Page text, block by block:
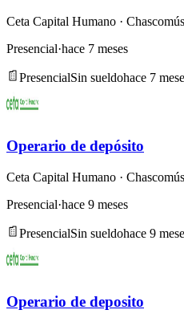
Ceta Capital Humano · Chascomús
Presencial·hace 7 meses
PresencialSin sueldohace 7
Operario de depósito
Ceta Capital Humano · Chascomús
Presencial·hace 9 meses
PresencialSin sueldohace 9
Operario de deposito